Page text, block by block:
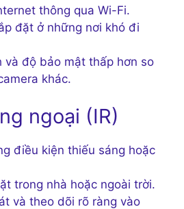
thông qua Wi-Fi.
đặt ở những nơi khó đi
và độ bảo mật thấp hơn so
khác.
ngoại (IR)
điều kiện thiếu sáng hoặc
trong nhà hoặc ngoài trời.
và theo dõi rõ ràng vào